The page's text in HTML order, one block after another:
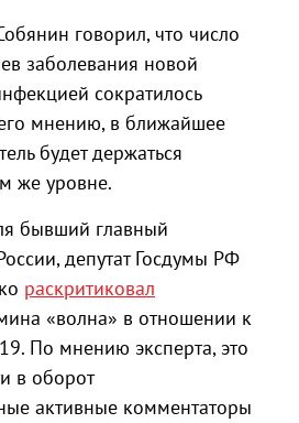
говорил, что число
заболевания новой
сократилось
мнению, в ближайшее
будет держаться
же уровне.
бывший главный
депутат Госдумы РФ
раскритиковал
«волна» в отношении к
По мнению эксперта, это
в оборот
активные комментаторы